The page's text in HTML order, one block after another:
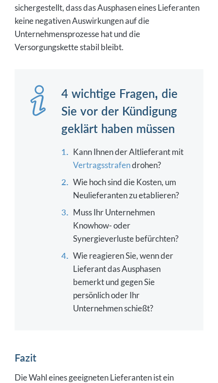
sichergestellt, dass das Ausphasen eines Lieferanten
keine negativen Auswirkungen auf die
Unternehmensprozesse hat und die
Versorgungskette stabil bleibt.
4 wichtige Fragen, die
Sie vor der Kündigung
geklärt haben müssen
Kann Ihnen der Altlieferant mit
Vertragsstrafendrohen?
Wie hoch sind die Kosten, um
Neulieferanten zu etablieren?
Muss Ihr Unternehmen
Knowhow- oder
Synergieverluste befürchten?
Wie reagieren Sie, wenn der
Lieferant das Ausphasen
bemerkt und gegen Sie
persönlich oder Ihr
Unternehmen schießt?
Fazit
Die Wahl eines geeigneten Lieferanten ist ein